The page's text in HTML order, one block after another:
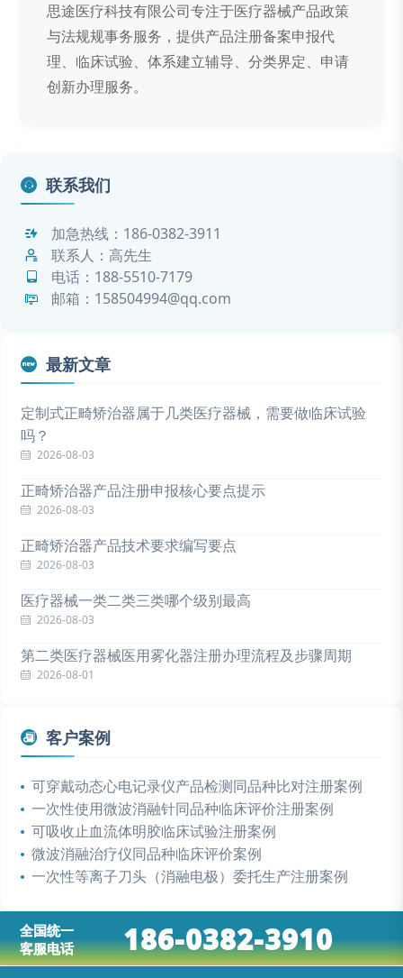
思途医疗科技有限公司专注于医疗器械产品政策
与法规规事务服务，提供产品注册备案申报代
理、临床试验、体系建立辅导、分类界定、申请
创新办理服务。
联系我们
加急热线： 186-0382-3911
联系人：高先生
电话： 188-5510-7179
邮箱：158504994@qq.com
最新文章
定制式正畸矫治器属于几类医疗器械，需要做临床试验
吗？
2026-08-03
正畸矫治器产品注册申报核心要点提示
2026-08-03
正畸矫治器产品技术要求编写要点
2026-08-03
医疗器械一类二类三类哪个级别最高
2026-08-03
第二类医疗器械医用雾化器注册办理流程及步骤周期
2026-08-01
客户案例
可穿戴动态心电记录仪产品检测同品种比对注册案例
一次性使用微波消融针同品种临床评价注册案例
可吸收止血流体明胶临床试验注册案例
微波消融治疗仪同品种临床评价案例
一次性等离子刀头（消融电极）委托生产注册案例
全国统一
客服电话
186-0382-3910